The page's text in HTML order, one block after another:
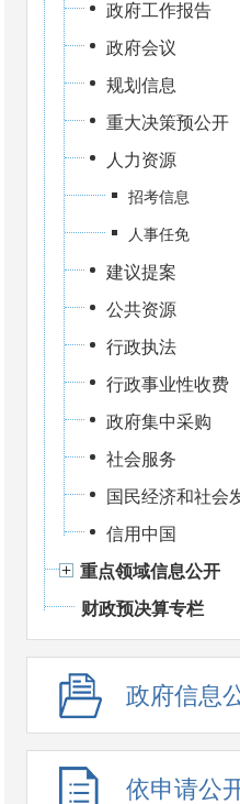
政府工作报告
政府会议
规划信息
重大决策预公开
人力资源
招考信息
人事任免
建议提案
公共资源
行政执法
行政事业性收费
政府集中采购
社会服务
国民经济和社会
信用中国
重点领域信息公开
财政预决算专栏
政府信息
依申请公